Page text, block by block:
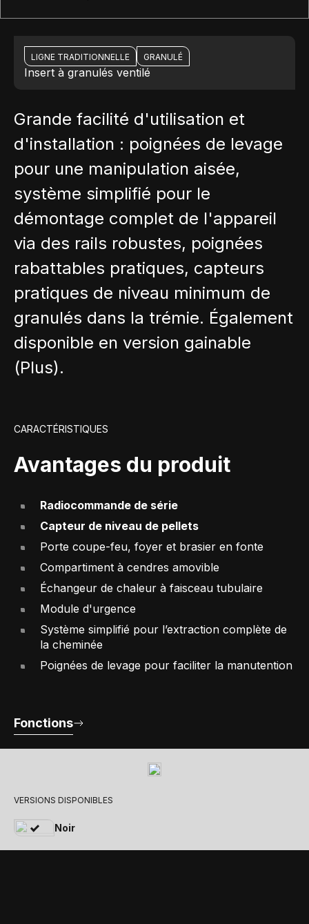
LIGNE TRADITIONNELLE GRANULÉ
Insert à granulés ventilé
Grande facilité d'utilisation et
d'installation : poignées de levage
pour une manipulation aisée,
système simplifié pour le
démontage complet de l'appareil
via des rails robustes, poignées
rabattables pratiques, capteurs
pratiques de niveau minimum de
granulés dans la trémie. Également
disponible en version gainable
(Plus).
CARACTÉRISTIQUES
Avantages du produit
Radiocommande de série
Capteur de niveau de pellets
Porte coupe-feu, foyer et brasier en fonte
Compartiment à cendres amovible
Échangeur de chaleur à faisceau tubulaire
Module d'urgence
Système simplifié pour l’extraction complète de
la cheminée
Poignées de levage pour faciliter la manutention
Fonctions
VERSIONS DISPONIBLES
Noir